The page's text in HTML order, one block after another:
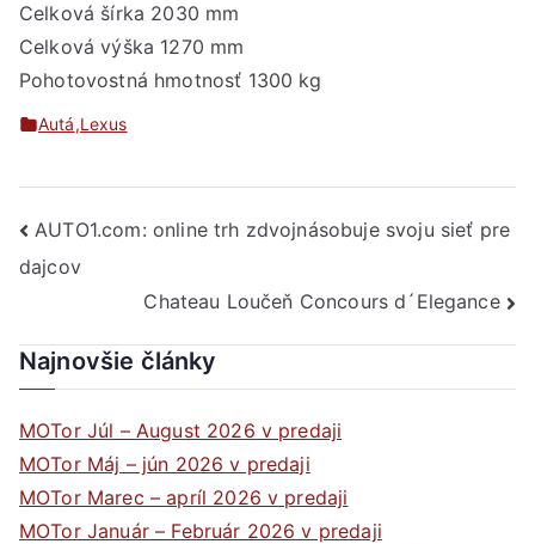
Celková šírka 2030 mm
Celková výška 1270 mm
Pohotovostná hmotnosť 1300 kg
Autá,Lexus
Navigácia
v
článku
AUTO1.com: online trh zdvojnásobuje svoju sieť pre
dajcov
Chateau Loučeň Concours d´Elegance
Najnovšie články
MOTor Júl – August 2026 v predaji
MOTor Máj – jún 2026 v predaji
MOTor Marec – apríl 2026 v predaji
MOTor Január – Február 2026 v predaji